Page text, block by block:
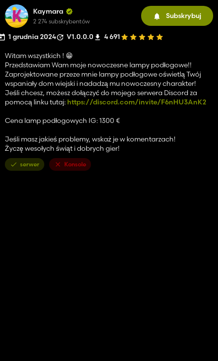
Kaymara
2 274 subskrybentów
Subskrybuj
1 grudnia 2024 V1.0.0.0 4 691
Witam wszystkich ! 😁
Przedstawiam Wam moje nowoczesne lampy podłogowe!!
Zaprojektowane przeze mnie lampy podłogowe oświetlą Twój
wspaniały dom wiejski i nadadzą mu nowoczesny charakter!
Jeśli chcesz, możesz dołączyć do mojego serwera Discord za
pomocą linku tutaj: https://discord.com/invite/F6nHU3AnK2
Cena lamp podłogowych IG: 1300 €
Jeśli masz jakieś problemy, wskaż je w komentarzach!
Życzę wesołych świąt i dobrych gier!
serwer Konsole